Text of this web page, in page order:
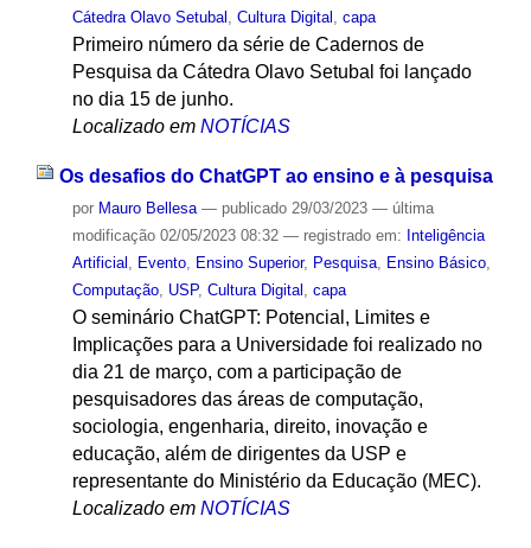
Cátedra Olavo Setubal Cultura Digital capa
Primeiro número da série de Cadernos de
Pesquisa da Cátedra Olavo Setubal foi lançado
no dia 15 de junho.
Localizado em NOTÍCIAS
Os desafios do ChatGPT ao ensino e à pesquisa
por Mauro Bellesa — publicado29/03/2023 — última
modificação02/05/2023 08:32 — registrado em: Inteligência
Artificial , Evento, Ensino Superior, Pesquisa, Ensino Básico,
Computação, USP, Cultura Digital , capa
O seminário ChatGPT: Potencial, Limites e
Implicações para a Universidade foi realizado no
dia 21 de março, com a participação de
pesquisadores das áreas de computação,
sociologia, engenharia, direito, inovação e
educação, além de dirigentes da USP e
representante do Ministério da Educação (MEC).
Localizado em NOTÍCIAS